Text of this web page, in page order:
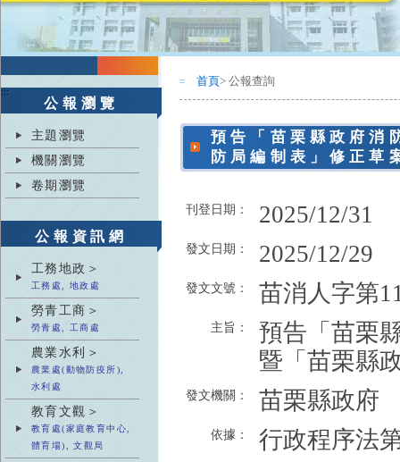
:::
公報瀏覽
主題瀏覽
機關瀏覽
卷期瀏覽
公報資訊網
工務地政＞
工務處, 地政處
勞青工商＞
勞青處, 工商處
農業水利＞
農業處(動物防疫所),
水利處
教育文觀＞
教育處(家庭教育中心,
體育場), 文觀局
::: 首頁> 公報查詢
預告「苗栗縣政府消
防局編制表」修正草
刊登日期： 2025/12/31
發文日期： 2025/12/29
發文文號： 苗消人字第
主旨：
預告「苗栗
暨「苗栗縣
發文機關： 苗栗縣政府
依據： 行政程序法